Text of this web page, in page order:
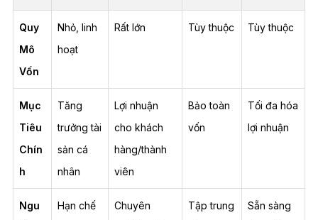
Quy
Mô
Vốn
Nhỏ, linh
hoạt
Rất lớn Tùy thuộc Tùy thuộc
Mục
Tiêu
Chín
h
Tăng
trưởng tài
sản cá
nhân
Lợi nhuận
cho khách
hàng/thành
viên
Bảo toàn
vốn
Tối đa hóa
lợi nhuận
Ngu
Hạn chế
Chuyên
Tập trung
Sẵn sàng